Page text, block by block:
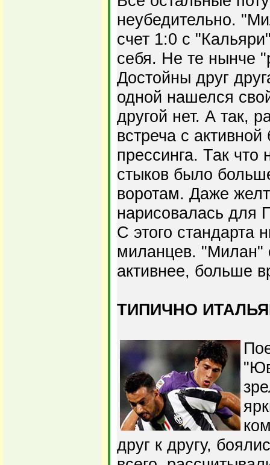
неубедительно.
счет 1:0 с
себя. Не те нынче
Достойны друг
одной нашелся
другой нет. А так,
встреча с
прессинга. Так что
стыков было
воротам. Даже
нарисовалась для
С этого стандарта
миланцев. "Милан"
активнее, больше
ТИПИЧНО
друг к другу,